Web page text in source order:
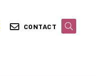
CONTACT